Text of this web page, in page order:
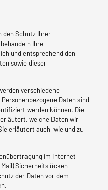
den Schutz Ihrer
Ihre
und entsprechend den
sowie dieser
verschiedene
Daten sind
werden können. Die
welche Daten wir
erläutert auch, wie und zu
im Internet
Sicherheitslücken
der Daten vor dem